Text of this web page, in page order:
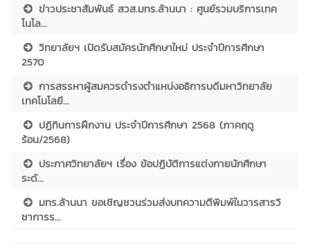
ข่าวประชาสัมพันธ์ สวส.มทร.ล้านนา : ศูนย์รวมบริการเทค
โนโล...
วิทยาลัยฯ เปิดรับสมัครนักศึกษาใหม่ ประจำปีการศึกษา
2570
การสรรหาผู้สมควรดำรงตำแหน่งอธิการบดีมหาวิทยาลัย
เทคโนโลยี...
ปฏิทินการฝึกงาน ประจำปีการศึกษา 2568 (ภาคฤดู
ร้อน/2568)
ประกาศวิทยาลัยฯ เรื่อง ข้อปฏิบัติการแต่งกายนักศึกษา
ระดั...
มทร.ล้านนา ขอเชิญชวนร่วมส่งบทความตีพิมพ์ในวารสารวิ
ชาการร...